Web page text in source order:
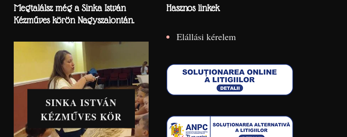
Megtalálsz még a Sinka István
Kézműves körön Nagyszalontán.
SINKA ISTVÁN
KÉZMŰVES KÖR
Hasznos linkek
Elállási kérelem